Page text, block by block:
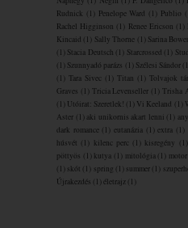
Rudnick
(1) Penelope Ward (1) Publio
Rachel Higginson
(1) Renee Ericson (1)
Kincaid
(1) Sally Thorne (1) Sarina
(1) Stacia Deutsch (1) Starcrossed (1)
(1) Szunnyadó parázs (1) Szélesi Sándor
(1) Tara Sivec (1) Titan (1) Tolvajok
Graves
(1) Tricia Levenseller (1) Trisha
(1) Utóirat: Szeretlek! (1) Vi Keeland (1)
Aster
(1) aki unikornis akart lenni (1)
dark romance
(1) eutanázia (1) extra (1)
húsvét
(1) kilenc perc (1) kisregény (1)
pöttyös
(1) kutya (1) mitológia (1) motor
(1) skót (1) spring (1) summer (1)
Újrakezdés
(1)életrajz (1)